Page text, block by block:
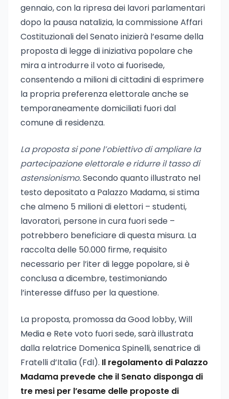
gennaio, con la ripresa dei lavori parlamentari
dopo la pausa natalizia, la commissione Affari
Costituzionali del Senato inizierà l’esame della
proposta di legge di iniziativa popolare che
mira a introdurre il voto ai fuorisede,
consentendo a milioni di cittadini di esprimere
la propria preferenza elettorale anche se
temporaneamente domiciliati fuori dal
comune di residenza.
La proposta si pone l’obiettivo di ampliare la
partecipazione elettorale e ridurre il tasso di
astensionismo.Secondo quanto illustrato nel
testo depositato a Palazzo Madama, si stima
che almeno 5 milioni di elettori – studenti,
lavoratori, persone in cura fuori sede –
potrebbero beneficiare di questa misura. La
raccolta delle 50.000 firme, requisito
necessario per l’iter di legge popolare, si è
conclusa a dicembre, testimoniando
l’interesse diffuso per la questione.
La proposta, promossa da Good lobby, Will
Media e Rete voto fuori sede, sarà illustrata
dalla relatrice Domenica Spinelli, senatrice di
Fratelli d’Italia (FdI). Il regolamento di Palazzo
Madama prevede che il Senato disponga di
tre mesi per l’esame delle proposte di